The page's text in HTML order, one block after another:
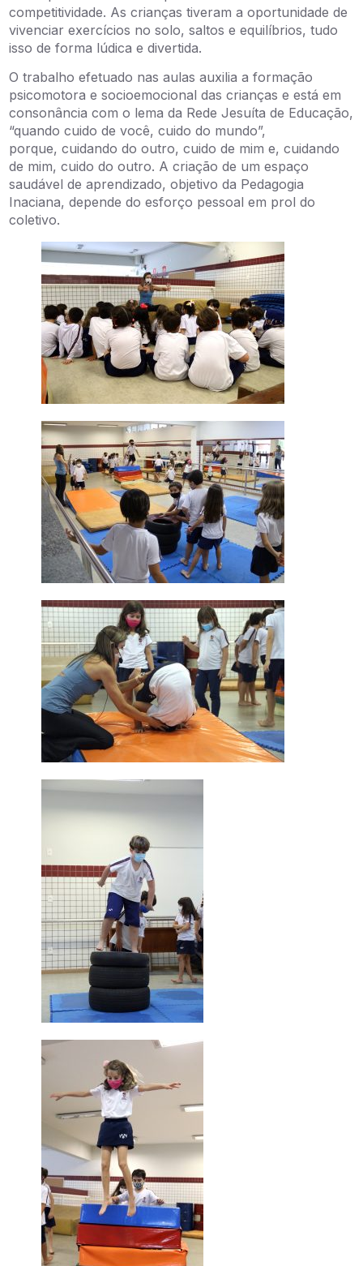
competitividade. As crianças tiveram a oportunidade de
vivenciar exercícios no solo, saltos e equilíbrios, tudo
isso de forma lúdica e divertida.
O trabalho efetuado nas aulas auxilia a formação
psicomotora e socioemocional das crianças e está em
consonância com o lema da Rede Jesuíta de Educação,
“quando cuido de você, cuido do mundo”,
porque, cuidando do outro, cuido de mim e, cuidando
de mim, cuido do outro. A criação de um espaço
saudável de aprendizado, objetivo da Pedagogia
Inaciana, depende do esforço pessoal em prol do
coletivo.